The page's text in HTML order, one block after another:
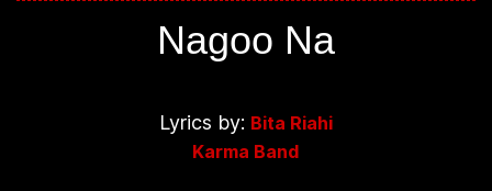
Nagoo Na
Lyrics by: Bita Riahi
Karma Band